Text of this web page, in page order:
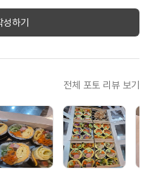
하기
전체 포토 리뷰 보기